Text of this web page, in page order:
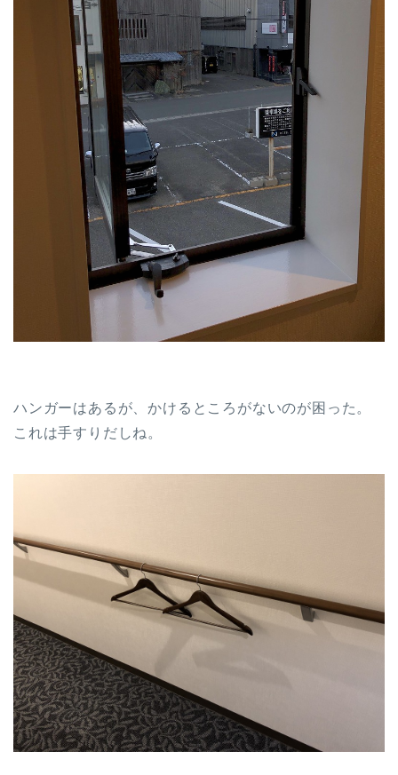
ハンガーはあるが、かけるところがないのが困った。
これは手すりだしね。